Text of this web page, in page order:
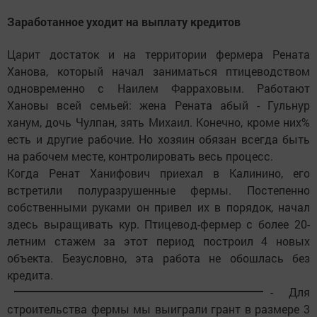
Заработанное уходит на выплату кредитов
Царит достаток и на территории фермера Рената
Ханова, который начал заниматься птицеводством
одновременно с Наилем Фарраховым. Работают
Хановы всей семьей: жена Рената абый - Гульнур
ханум, дочь Чулпан, зять Михаил. Конечно, кроме них%
есть и другие рабочие. Но хозяин обязан всегда быть
на рабочем месте, контролировать весь процесс.
Когда Ренат Ханифович приехал в Калинино, его
встретили полуразрушенные фермы. Постепенно
собственными руками он привел их в порядок, начал
здесь выращивать кур. Птицевод-фермер с более 20-
летним стажем за этот период построил 4 новых
объекта. Безусловно, эта работа не обошлась без
кредита.
- Для
строительства фермы мы выиграли грант в размере 3